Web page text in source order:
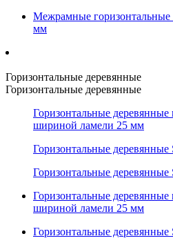
Межрамные
мм
Горизонтальные деревянные
Горизонтальные деревянные
Горизонтальные
шириной ламели 25 мм
Горизонтальные
Горизонтальные
Горизонтальные
шириной ламели 25 мм
Горизонтальные